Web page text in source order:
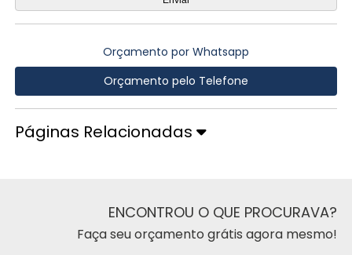
Orçamento por Whatsapp
Orçamento pelo Telefone
Páginas Relacionadas
ENCONTROU O QUE PROCURAVA?
Faça seu orçamento grátis agora mesmo!